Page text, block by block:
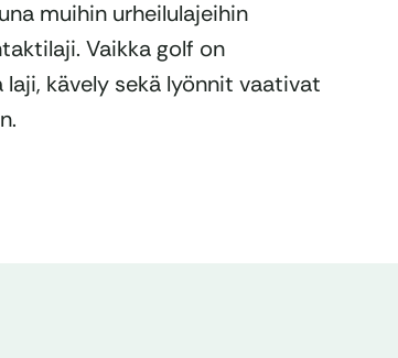
muihin urheilulajeihin
Vaikka golf on
kävely sekä lyönnit vaativat